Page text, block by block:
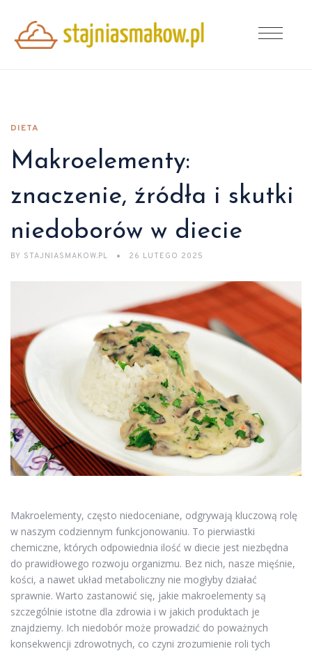
DIETA
Makroelementy:
znaczenie, źródła i skutki
niedoborów w diecie
BY STAJNIASMAKOW.PL 26 LUTEGO 2025
Makroelementy, często niedoceniane, odgrywają kluczową rolę
w naszym codziennym funkcjonowaniu. To pierwiastki
chemiczne, których odpowiednia ilość w diecie jest niezbędna
do prawidłowego rozwoju organizmu. Bez nich, nasze mięśnie,
kości, a nawet układ metaboliczny nie mogłyby działać
sprawnie. Warto zastanowić się, jakie makroelementy są
szczególnie istotne dla zdrowia i w jakich produktach je
znajdziemy. Ich niedobór może prowadzić do poważnych
konsekwencji zdrowotnych, co czyni zrozumienie roli tych